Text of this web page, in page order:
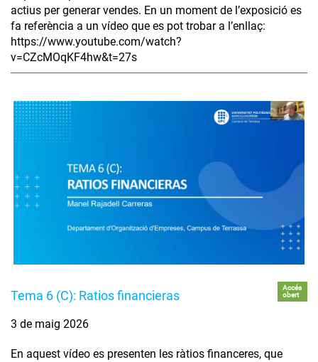
actius per generar vendes. En un moment de l’exposició es
fa referència a un vídeo que es pot trobar a l’enllaç:
https://www.youtube.com/watch?
v=CZcMOqKF4hw&t=27s
Tema 6 (C): Ratios financieras
Accés
obert
3 de maig 2026
En aquest vídeo es presenten les ràtios financeres, que